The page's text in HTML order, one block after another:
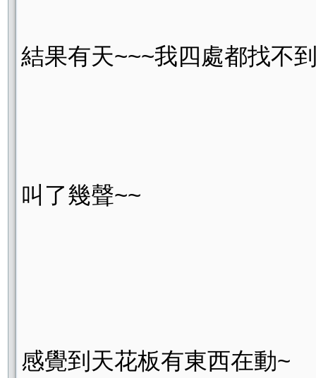
結果有天~~~我四處都找不
叫了幾聲~~
感覺到天花板有東西在動~